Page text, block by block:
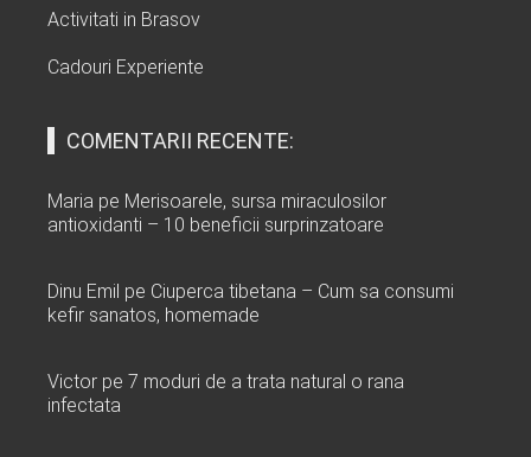
Activitati in Brasov
Cadouri Experiente
COMENTARII RECENTE:
Maria pe Merisoarele, sursa miraculosilor
antioxidanti – 10 beneficii surprinzatoare
Dinu Emil pe Ciuperca tibetana – Cum sa consumi
kefir sanatos, homemade
Victor pe 7 moduri de a trata natural o rana
infectata